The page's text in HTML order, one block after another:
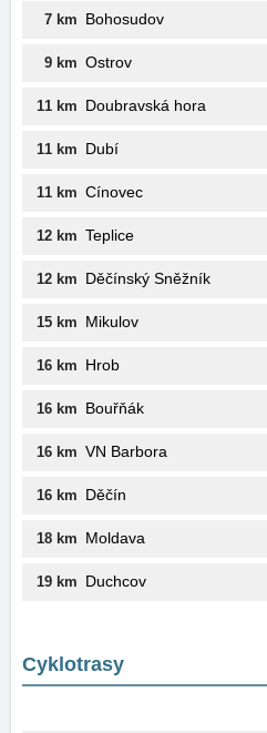
7 km Bohosudov
9 km Ostrov
11 km Doubravská hora
11 km Dubí
11 km Cínovec
12 km Teplice
12 km Děčínský Sněžník
15 km Mikulov
16 km Hrob
16 km Bouřňák
16 km VN Barbora
16 km Děčín
18 km Moldava
19 km Duchcov
Cyklotrasy